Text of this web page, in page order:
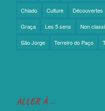
Chiado Culture Découvertes
Graça Les 5 sens Non
São Jorge Terreiro do Paço
ALLER À …